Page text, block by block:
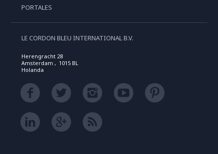
PORTALES
LE CORDON BLEU INTERNATIONAL B.V.
Herengracht 28
Amsterdam , 1015 BL
Holanda